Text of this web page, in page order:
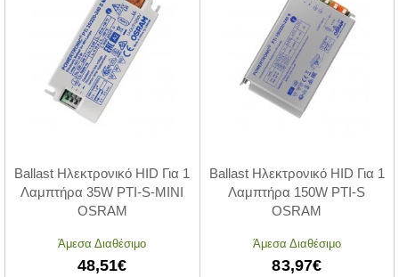
Ballast Ηλεκτρονικό HID Για 1
Λαμπτήρα 35W PTI-S-MINI
OSRAM
Άμεσα Διαθέσιμο
48,51€
Ballast Ηλεκτρονικό HID Για 1
Λαμπτήρα 150W PTI-S
OSRAM
Άμεσα Διαθέσιμο
83,97€